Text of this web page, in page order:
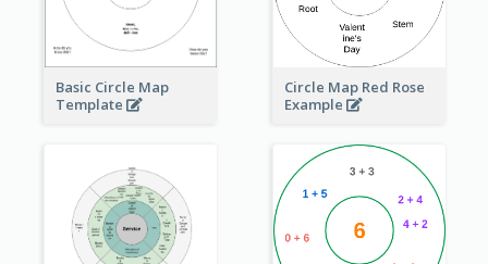
Basic Circle Map
Template
Circle Map Red Rose
Example